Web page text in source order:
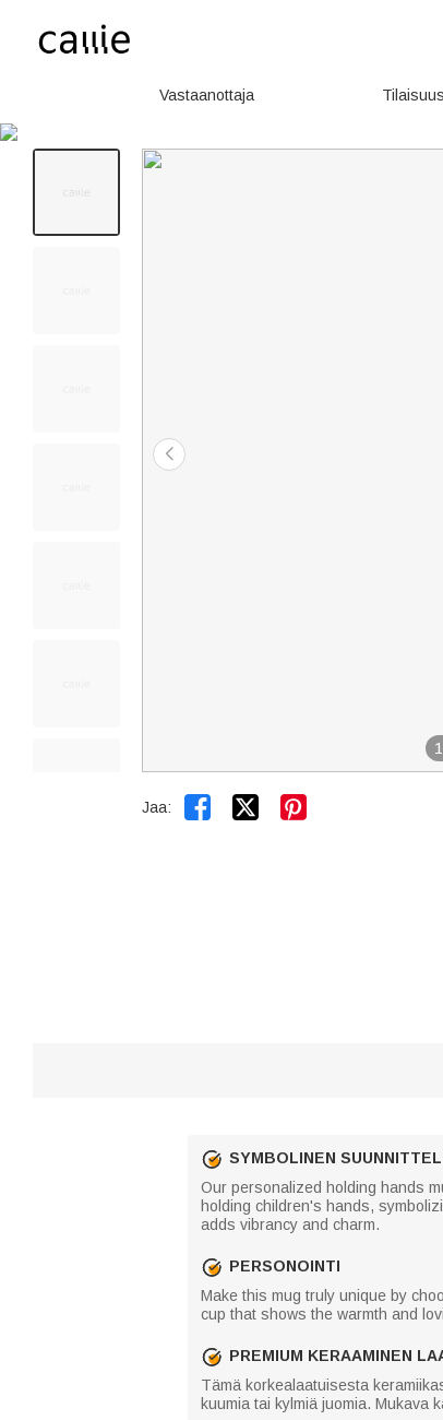
Vastaanottaja Tilaisuus
1
Jaa:  
SYMBOLINEN
Our personalized holding hands
holding children's hands,
adds vibrancy and charm.
PERSONOINTI
Make this mug truly unique by
cup that shows the warmth and
PREMIUM KERAAMINEN
Tämä korkealaatuisesta
kuumia tai kylmiä juomia. Mukava